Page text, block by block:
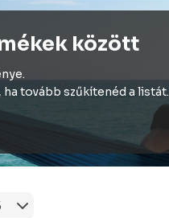
között
tovább szűkítenéd a listát.